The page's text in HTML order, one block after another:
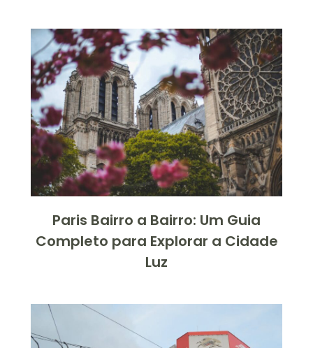
Paris Bairro a Bairro: Um Guia
Completo para Explorar a Cidade
Luz